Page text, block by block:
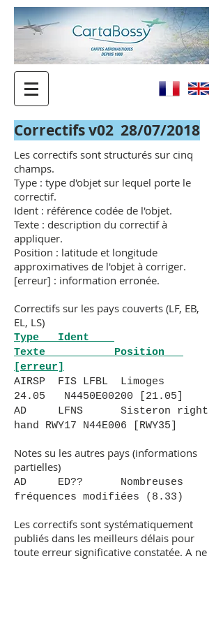
Correctifs v02 28/07/2018
Les correctifs sont structurés sur cinq
champs.
Type : type d'objet sur lequel porte le
correctif.
Ident : référence codée de l'objet.
Texte : description du correctif à
appliquer.
Position : latitude et longitude
approximatives de l'objet à corriger.
[erreur] : information erronée.
Correctifs sur les pays couverts (LF, EB,
EL, LS)
Type Ident
Texte Position
[erreur]
AIRSP FIS LFBL Limoges
24.05 N4450E00200 [21.05]
AD LFNS Sisteron right
hand RWY17 N44E006 [RWY35]
Notes su les autres pays (informations
partielles)
AD ED?? Nombreuses
fréquences modifiées (8.33)
Les correctifs sont systématiquement
publiés dans les meilleurs délais pour
toute erreur significative constatée. A ne